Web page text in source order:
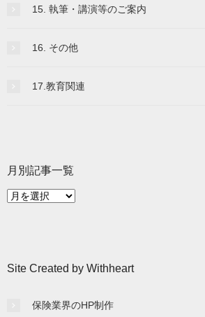
15. 執筆・講演等のご案内
16. その他
17.教育関連
月別記事一覧
月
覧
Site Created by Withheart
保険業界のHP制作